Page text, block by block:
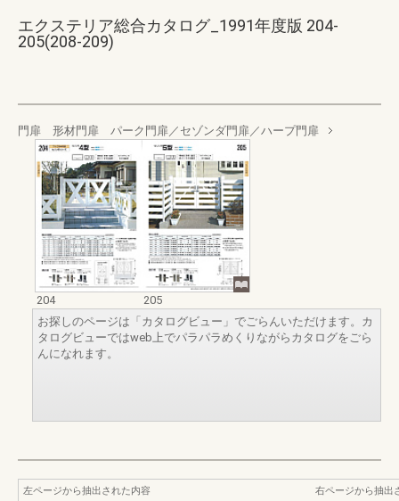
エクステリア総合カタログ_1991年度版 204-
205(208-209)
門扉 形材門扉 パーク門扉／セゾンダ門扉／ハープ門扉
204
205
お探しのページは「カタログビュー」でごらんいただけます。カ
タログビューではweb上でパラパラめくりながらカタログをごら
んになれます。
左ページから抽出された内容
右ページから抽出